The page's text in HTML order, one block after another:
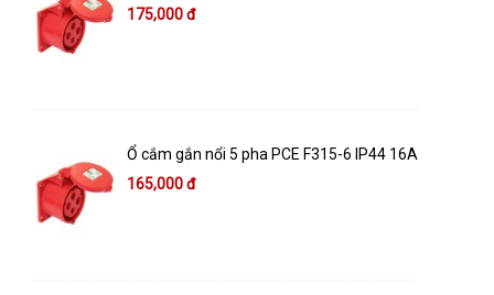
175,000 đ
Ổ cắm gắn nổi 5 pha PCE F315-6 IP44 16A
165,000 đ